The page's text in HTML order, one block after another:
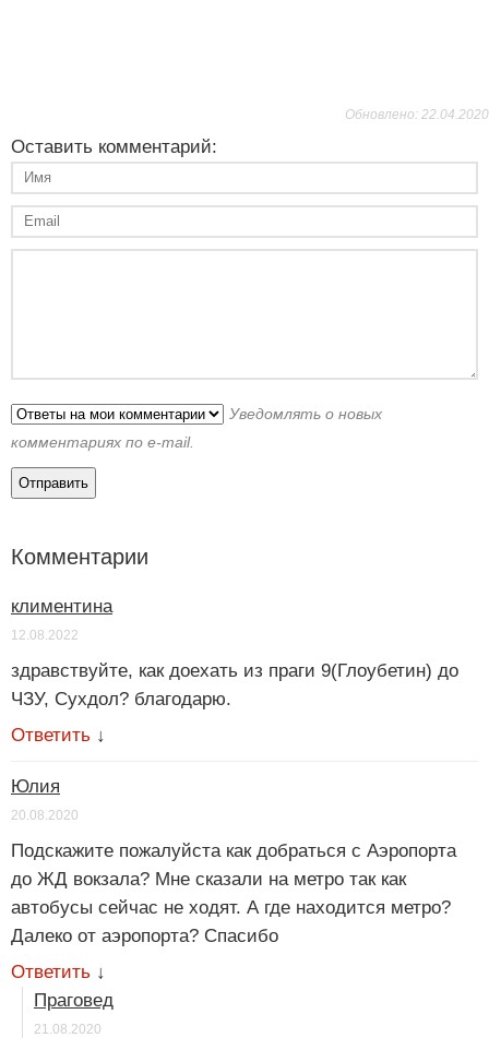
Обновлено: 22.04.2020
Оставить комментарий:
Уведомлять о новых
комментариях по e-mail.
Комментарии
климентина
12.08.2022
здравствуйте, как доехать из праги 9(Глоубетин) до
ЧЗУ, Сухдол? благодарю.
Ответить ↓
Юлия
20.08.2020
Подскажите пожалуйста как добраться с Аэропорта
до ЖД вокзала? Мне сказали на метро так как
автобусы сейчас не ходят. А где находится метро?
Далеко от аэропорта? Спасибо
Ответить ↓
Праговед
21.08.2020